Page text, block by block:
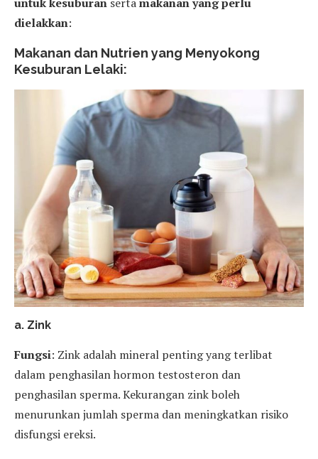
dielakkan:
Makanan dan Nutrien yang Menyokong
Kesuburan Lelaki:
a. Zink
Fungsi: Zink adalah mineral penting yang terlibat
dalam penghasilan hormon testosteron dan
penghasilan sperma. Kekurangan zink boleh
menurunkan jumlah sperma dan meningkatkan risiko
disfungsi ereksi.